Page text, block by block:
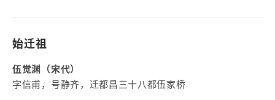
始迁祖
伍觉渊（宋代）
字信甫，号静齐，迁都昌三十八都伍家桥